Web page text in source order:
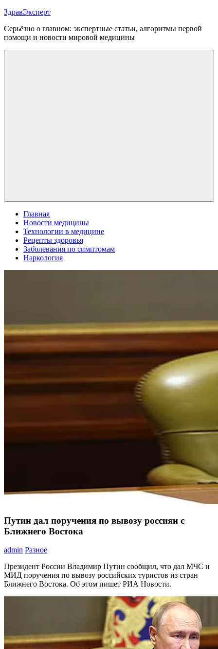
Перейти
содержимому
ЗдравЭксперт
Серьёзно о главном: экспертные статьи, алгоритмы первой
помощи и новости мировой медицины
Главная
Новости медицины
Технологии в медицине
Рецепты здоровья
Заболевания по симптомам
Наркология
Путин дал поручения по вывозу россиян с
Ближнего Востока
admin Разное
Президент России Владимир Путин сообщил, что дал МЧС и
МИД поручения по вывозу российских туристов из стран
Ближнего Востока. Об этом пишет РИА Новости.